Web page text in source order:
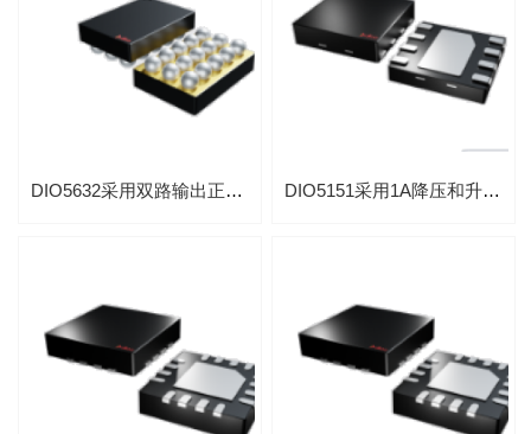
DIO5632采用双路输出正负电压LCD驱动 DIO5151采用1A降压和升压电荷泵LED闪光灯驱动